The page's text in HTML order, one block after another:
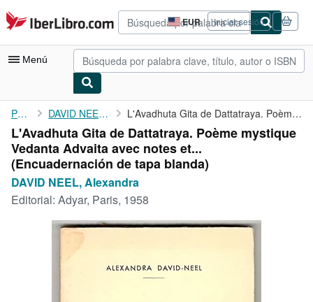
Pasar al contenido principal
IberLibro.com EUR
Preferencias
de
compra
del
Iniciar sesión
Menú
Mi cuenta
Consultar mis pedidos
Búsqueda avanzada
Colecciones
Libros antiguos
Arte y coleccionismo
Vendedores
Portada DAVID NEEL, Alexandra L'Avadhuta Gita de Dattatraya. Poème mystique Vedanta Advaita ...
L'Avadhuta Gita de Dattatraya. Poème mystique
Vedanta Advaita avec notes et...
(Encuadernación de tapa blanda)
DAVID NEEL, Alexandra
Editorial: Adyar, Paris, 1958